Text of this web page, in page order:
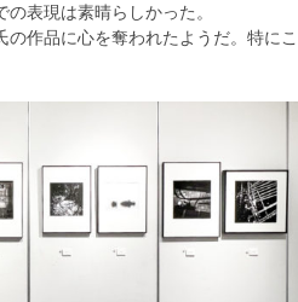
表現は素晴らしかった。
作品に心を奪われたようだ。特にこ